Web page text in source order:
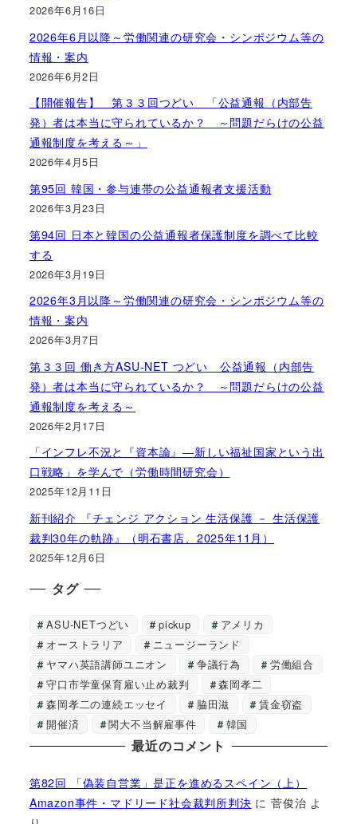
2026年6月16日
2026年6月以降～労働関連の研究会・シンポジウム等の
情報・案内
2026年6月2日
【開催報告】 第３３回つどい 「公益通報（内部告
発）者は本当に守られているか？ ～問題だらけの公益
通報制度を考える～」
2026年4月5日
第95回 韓国・参与連帯の公益通報者支援活動
2026年3月23日
第94回 日本と韓国の公益通報者保護制度を調べて比較
する
2026年3月19日
2026年3月以降～労働関連の研究会・シンポジウム等の
情報・案内
2026年3月7日
第３３回 働き方ASU-NET つどい 公益通報（内部告
発）者は本当に守られているか？ ～問題だらけの公益
通報制度を考える～
2026年2月17日
「インフレ不況と『資本論』―新しい福祉国家という出
口戦略」を学んで（労働時間研究会）
2025年12月11日
新刊紹介 『チェンジ アクション 生活保護 － 生活保護
裁判30年の軌跡』（明石書店、2025年11月）
2025年12月6日
タグ
ASU-NETつどい pickup
アメリカ
オーストラリア
ニュージーランド
ヤマハ英語講師ユニオン
争議行為
労働組合
守口市学童保育雇い止め裁判
森岡孝二
森岡孝二の連続エッセイ
脇田滋
賃金窃盗
開催済
関大不当解雇事件 韓国
最近のコメント
第82回 「偽装自営業」是正を進めるスペイン（上）
Amazon事件・マドリード社会裁判所判決 に菅俊治 よ